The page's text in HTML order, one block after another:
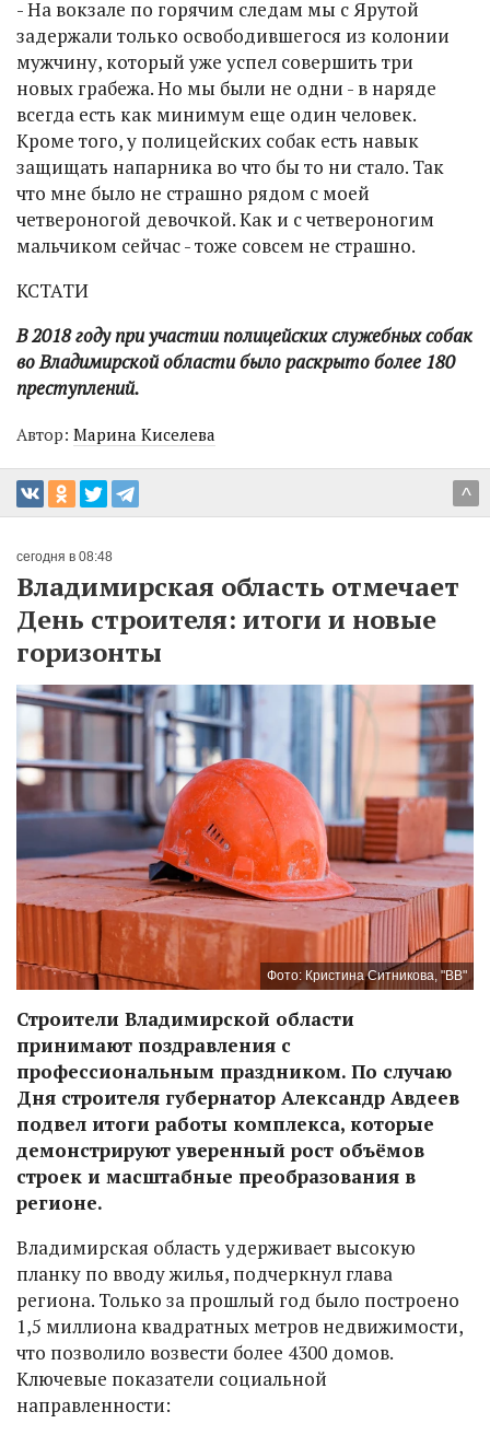
- На вокзале по горячим следам мы с Ярутой
задержали только освободившегося из колонии
мужчину, который уже успел совершить три
новых грабежа. Но мы были не одни - в наряде
всегда есть как минимум еще один человек.
Кроме того, у полицейских собак есть навык
защищать напарника во что бы то ни стало. Так
что мне было не страшно рядом с моей
четвероногой девочкой. Как и с четвероногим
мальчиком сейчас - тоже совсем не страшно.
КСТАТИ
В 2018 году при участии полицейских служебных собак
во Владимирской области было раскрыто более 180
преступлений.
Автор: Марина Киселева
^
сегодня в 08:48
Владимирская область отмечает
День строителя: итоги и новые
горизонты
Фото: Кристина Ситникова, "ВВ"
Строители Владимирской области
принимают поздравления с
профессиональным праздником. По случаю
Дня строителя губернатор Александр Авдеев
подвел итоги работы комплекса, которые
демонстрируют уверенный рост объёмов
строек и масштабные преобразования в
регионе.
Владимирская область удерживает высокую
планку по вводу жилья, подчеркнул глава
региона. Только за прошлый год было построено
1,5 миллиона квадратных метров недвижимости,
что позволило возвести более 4300 домов.
Ключевые показатели социальной
направленности: